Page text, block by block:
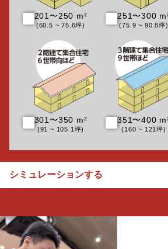
201〜250 m²
(60.5 ~ 75.6坪)
251〜300
(75.9 ~ 90.8坪)
301〜350 m²
(91 ~ 105.1坪)
351〜400
(160 ~ 121坪)
シミュレーションする